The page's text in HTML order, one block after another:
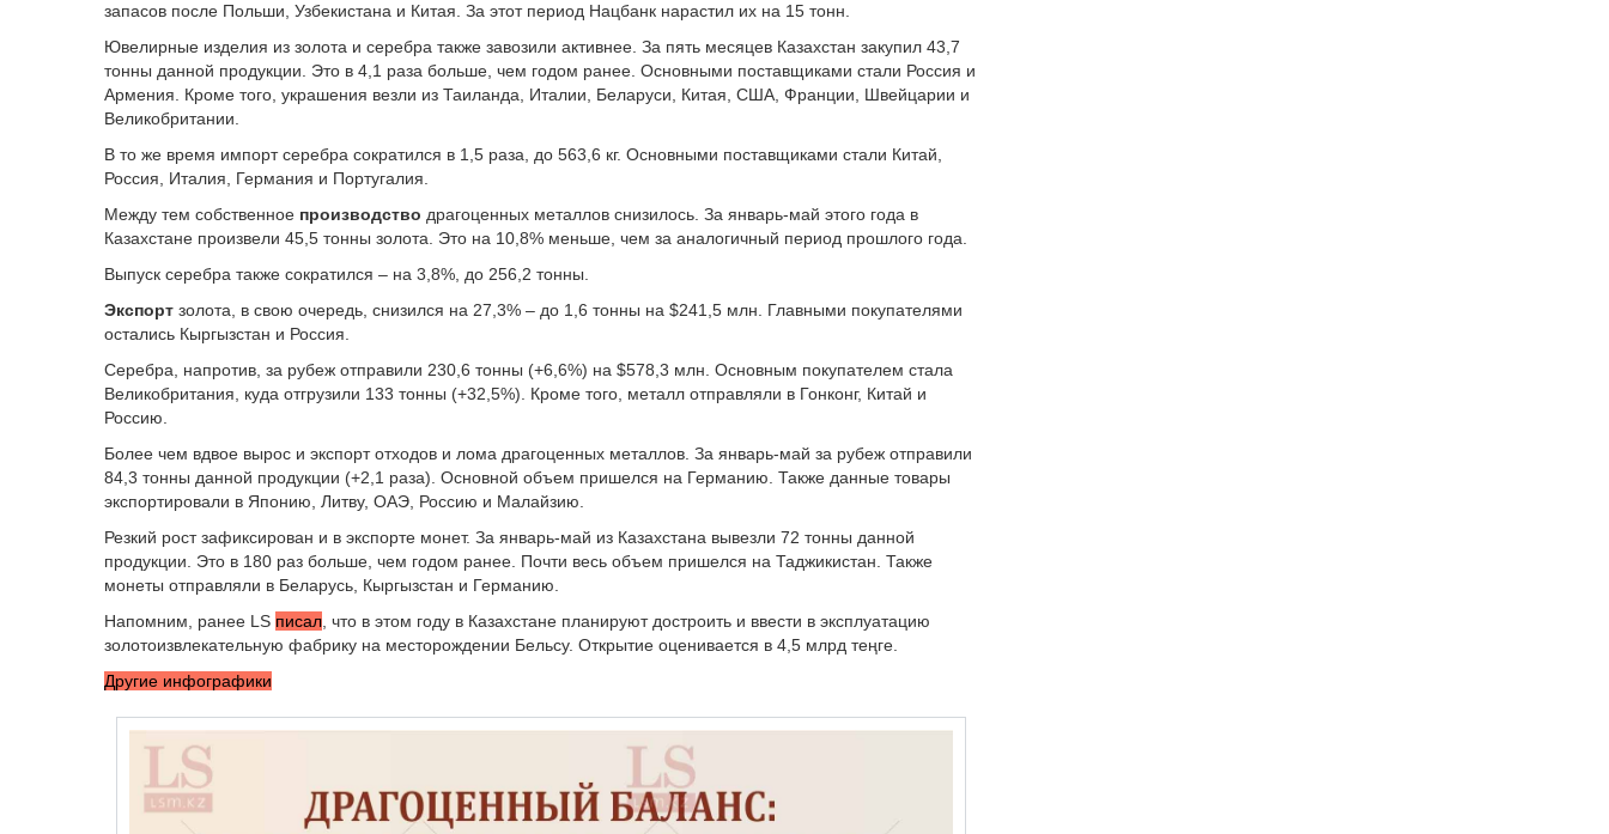
запасов после Польши, Узбекистана и Китая. За этот период Нацбанк нарастил их на 15 тонн.
Ювелирные изделия из золота и серебра также завозили активнее. За пять месяцев Казахстан закупил 43,7
тонны данной продукции. Это в 4,1 раза больше, чем годом ранее. Основными поставщиками стали Россия и
Армения. Кроме того, украшения везли из Таиланда, Италии, Беларуси, Китая, США, Франции, Швейцарии и
Великобритании.
В то же время импорт серебра сократился в 1,5 раза, до 563,6 кг. Основными поставщиками стали Китай,
Россия, Италия, Германия и Португалия.
Между тем собственное производство драгоценных металлов снизилось. За январь-май этого года в
Казахстане произвели 45,5 тонны золота. Это на 10,8% меньше, чем за аналогичный период прошлого года.
Выпуск серебра также сократился – на 3,8%, до 256,2 тонны.
Экспорт золота, в свою очередь, снизился на 27,3% – до 1,6 тонны на $241,5 млн. Главными покупателями
остались Кыргызстан и Россия.
Серебра, напротив, за рубеж отправили 230,6 тонны (+6,6%) на $578,3 млн. Основным покупателем стала
Великобритания, куда отгрузили 133 тонны (+32,5%). Кроме того, металл отправляли в Гонконг, Китай и
Россию.
Более чем вдвое вырос и экспорт отходов и лома драгоценных металлов. За январь-май за рубеж отправили
84,3 тонны данной продукции (+2,1 раза). Основной объем пришелся на Германию. Также данные товары
экспортировали в Японию, Литву, ОАЭ, Россию и Малайзию.
Резкий рост зафиксирован и в экспорте монет. За январь-май из Казахстана вывезли 72 тонны данной
продукции. Это в 180 раз больше, чем годом ранее. Почти весь объем пришелся на Таджикистан. Также
монеты отправляли в Беларусь, Кыргызстан и Германию.
Напомним, ранее LS писал , что в этом году в Казахстане планируют достроить и ввести в эксплуатацию
золотоизвлекательную фабрику на месторождении Бельсу. Открытие оценивается в 4,5 млрд теңге.
Другие инфографики